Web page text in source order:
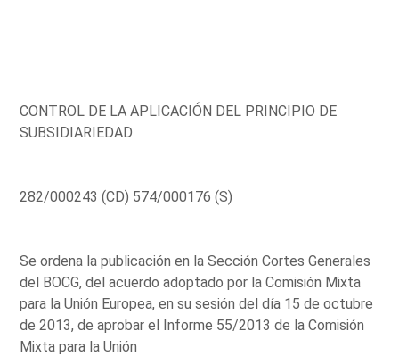
CONTROL DE LA APLICACIÓN DEL PRINCIPIO DE
SUBSIDIARIEDAD
282/000243 (CD) 574/000176 (S)
Se ordena la publicación en la Sección Cortes Generales
del BOCG, del acuerdo adoptado por la Comisión Mixta
para la Unión Europea, en su sesión del día 15 de octubre
de 2013, de aprobar el Informe 55/2013 de la Comisión
Mixta para la Unión